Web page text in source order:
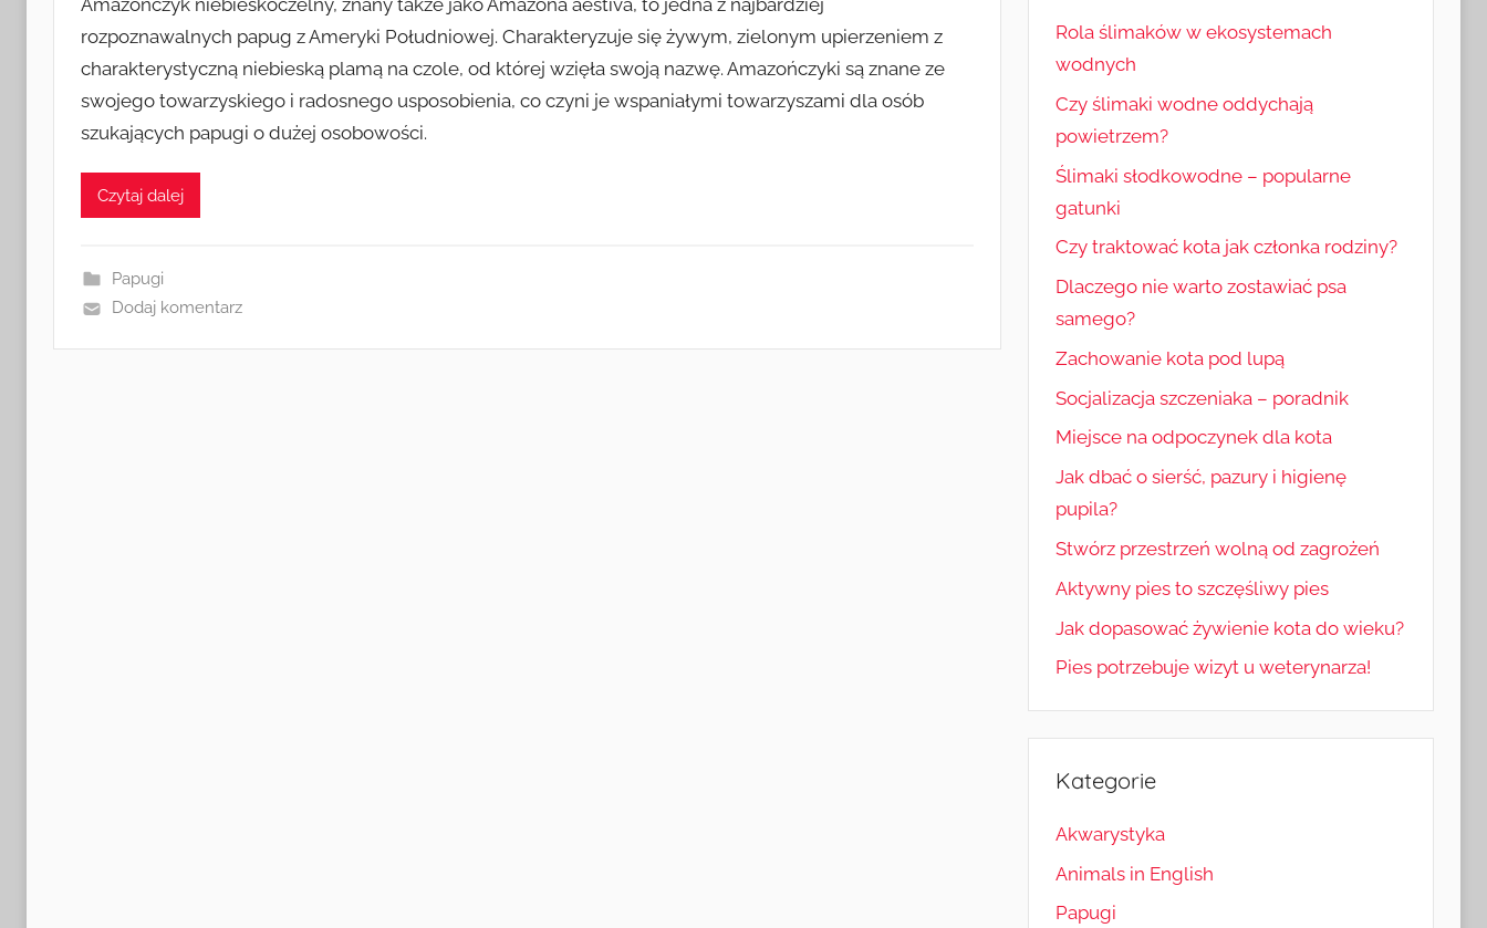
Amazończyk niebieskoczelny, znany także jako Amazona aestiva, to jedna z najbardziej
rozpoznawalnych papug z Ameryki Południowej. Charakteryzuje się żywym, zielonym upierzeniem z
charakterystyczną niebieską plamą na czole, od której wzięła swoją nazwę. Amazończyki są znane ze
swojego towarzyskiego i radosnego usposobienia, co czyni je wspaniałymi towarzyszami dla osób
szukających papugi o dużej osobowości.
Czytaj dalej
Papugi
Dodaj komentarz
Rola ślimaków w ekosystemach
wodnych
Czy ślimaki wodne oddychają
powietrzem?
Ślimaki słodkowodne – popularne
gatunki
Czy traktować kota jak członka rodziny?
Dlaczego nie warto zostawiać psa
samego?
Zachowanie kota pod lupą
Socjalizacja szczeniaka – poradnik
Miejsce na odpoczynek dla kota
Jak dbać o sierść, pazury i higienę
pupila?
Stwórz przestrzeń wolną od zagrożeń
Aktywny pies to szczęśliwy pies
Jak dopasować żywienie kota do wieku?
Pies potrzebuje wizyt u weterynarza!
Kategorie
Akwarystyka
Animals in English
Papugi